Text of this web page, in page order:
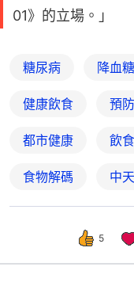
01》的立場。」
糖尿病 降血糖
健康飲食 預
都市健康 飲
食物解碼 中
5